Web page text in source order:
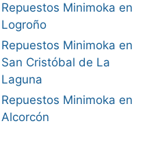
Repuestos Minimoka en
Logroño
Repuestos Minimoka en
San Cristóbal de La
Laguna
Repuestos Minimoka en
Alcorcón